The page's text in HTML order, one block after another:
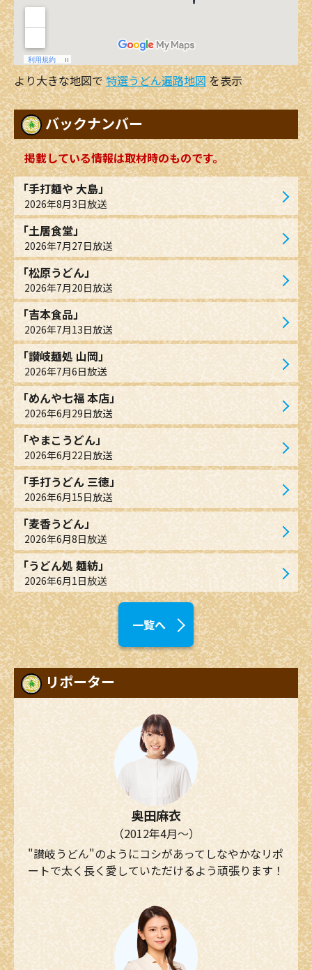
より大きな地図で特選うどん遍路地図を表示
バックナンバー
掲載している情報は取材時のものです。
「手打麺や 大島」
2026年8月3日放送
「土居食堂」
2026年7月27日放送
「松原うどん」
2026年7月20日放送
「吉本食品」
2026年7月13日放送
「讃岐麺処 山岡」
2026年7月6日放送
「めんや七福 本店」
2026年6月29日放送
「やまこうどん」
2026年6月22日放送
「手打うどん 三徳」
2026年6月15日放送
「麦香うどん」
2026年6月8日放送
「うどん処 麺紡」
2026年6月1日放送
一覧へ
リポーター
奥田麻衣
（2012年4月～）
"讃岐うどん"のようにコシがあってしなやかなリポ
ートで太く長く愛していただけるよう頑張ります！